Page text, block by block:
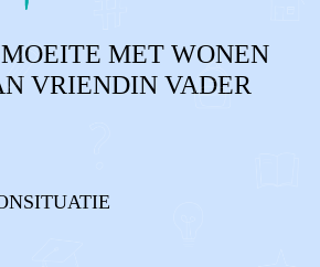
MET WONEN
VRIENDIN VADER